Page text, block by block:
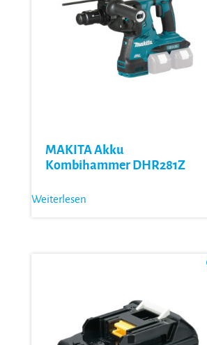
MAKITA Akku
Kombihammer DHR281Z
Weiterlesen